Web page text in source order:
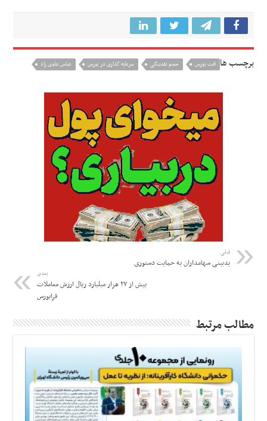
برچسب ها افت بورس حجم نقدینگی سرمایه گذاری در بورس عباس علوی راد
قبلی
بدبینی سهامداران به حمایت دستوری
بعدی
بیش از ۲۷ هزار میلیارد ریال ارزش معاملات
فرابورس
مطالب مرتبط